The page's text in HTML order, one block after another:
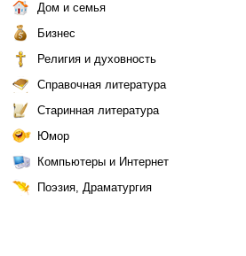
Дом и семья
Бизнес
Религия и духовность
Справочная литература
Старинная литература
Юмор
Компьютеры и Интернет
Поэзия, Драматургия